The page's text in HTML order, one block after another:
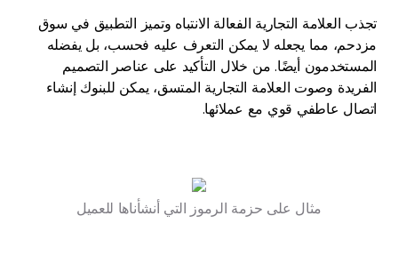
تجذب العلامة التجارية الفعالة الانتباه وتميز التطبيق في سوق
مزدحم، مما يجعله لا يمكن التعرف عليه فحسب، بل يفضله
المستخدمون أيضًا. من خلال التأكيد على عناصر التصميم
الفريدة وصوت العلامة التجارية المتسق، يمكن للبنوك إنشاء
اتصال عاطفي قوي مع عملائها.
مثال على حزمة الرموز التي أنشأناها للعميل